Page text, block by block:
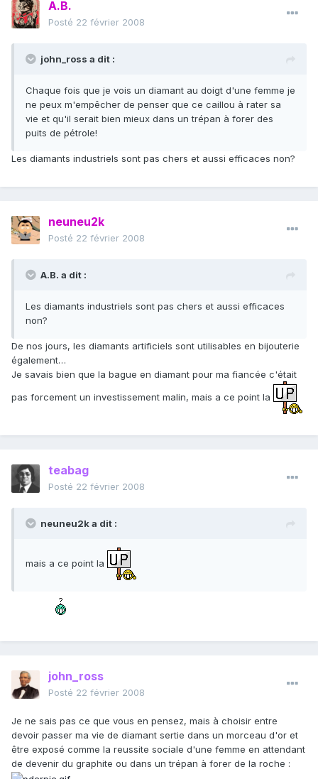
A.B.
Posté 22 février 2008
john_ross a dit :
Chaque fois que je vois un diamant au doigt d'une femme je
ne peux m'empêcher de penser que ce caillou à rater sa
vie et qu'il serait bien mieux dans un trépan à forer des
puits de pétrole!
Les diamants industriels sont pas chers et aussi efficaces non?
neuneu2k
Posté 22 février 2008
A.B. a dit :
Les diamants industriels sont pas chers et aussi efficaces
non?
De nos jours, les diamants artificiels sont utilisables en bijouterie
également…
Je savais bien que la bague en diamant pour ma fiancée c'était
pas forcement un investissement malin, mais a ce point la
teabag
Posté 22 février 2008
neuneu2k a dit :
mais a ce point la
john_ross
Posté 22 février 2008
Je ne sais pas ce que vous en pensez, mais à choisir entre
devoir passer ma vie de diamant sertie dans un morceau d'or et
être exposé comme la reussite sociale d'une femme en attendant
de devenir du graphite ou dans un trépan à forer de la roche :